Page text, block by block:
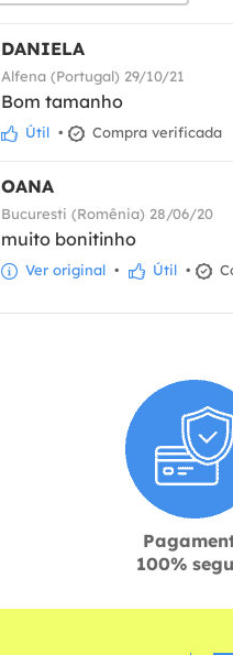
DANIELA
Alfena (Portugal) 29/10/21
Bom tamanho
Útil • Compra verificada
OANA
Bucuresti (Romênia) 28/06/20
muito bonitinho
Ver original • Útil •
100%